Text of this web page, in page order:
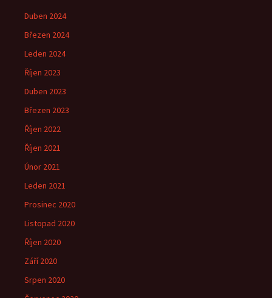
Duben 2024
Březen 2024
Leden 2024
Říjen 2023
Duben 2023
Březen 2023
Říjen 2022
Říjen 2021
Únor 2021
Leden 2021
Prosinec 2020
Listopad 2020
Říjen 2020
Září 2020
Srpen 2020